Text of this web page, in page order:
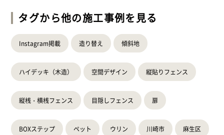
タグから他の施工事例を見る
Instagram掲載 造り替え 傾斜地
ハイデッキ（木造） 空間デザイン 縦貼りフェンス
縦桟・横桟フェンス 目隠しフェンス 扉
BOXステップ ペット ウリン 川崎市 麻生区